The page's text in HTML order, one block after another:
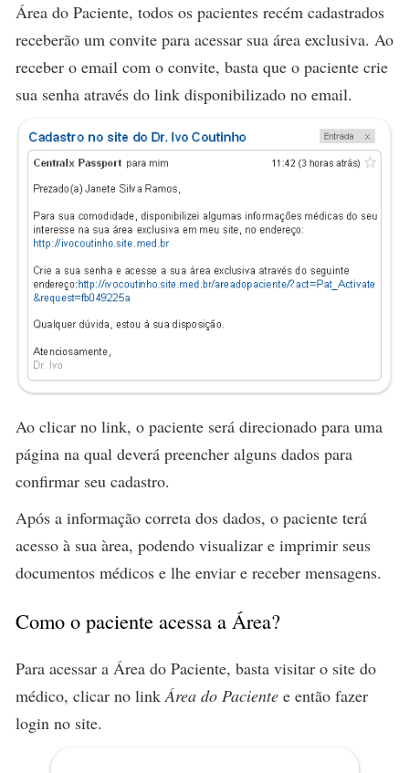
Área do Paciente, todos os pacientes recém cadastrados
receberão um convite para acessar sua área exclusiva. Ao
receber o email com o convite, basta que o paciente crie
sua senha através do link disponibilizado no email.
Ao clicar no link, o paciente será direcionado para uma
página na qual deverá preencher alguns dados para
confirmar seu cadastro.
Após a informação correta dos dados, o paciente terá
acesso à sua àrea, podendo visualizar e imprimir seus
documentos médicos e lhe enviar e receber mensagens.
Como o paciente acessa a Área?
Para acessar a Área do Paciente, basta visitar o site do
médico, clicar no linkÁrea do Paciente e então fazer
login no site.